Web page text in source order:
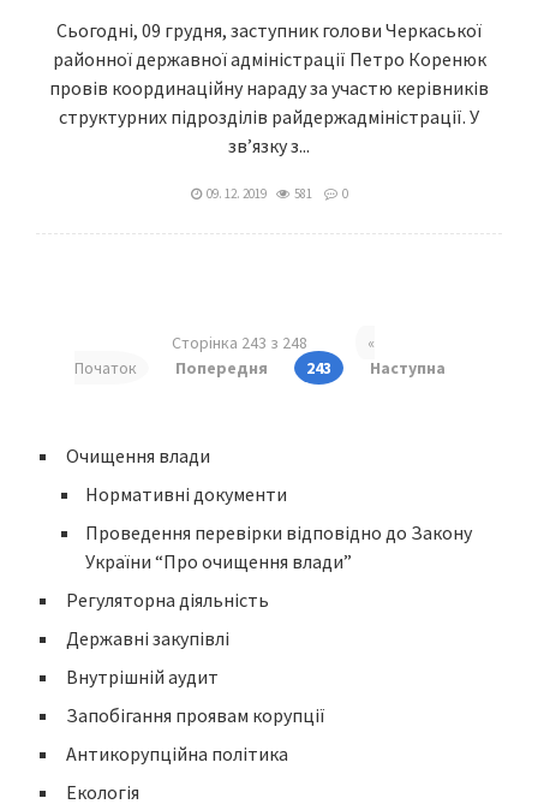
Сьогодні, 09 грудня, заступник голови Черкаської
районної державної адміністрації Петро Коренюк
провів координаційну нараду за участю керівників
структурних підрозділів райдержадміністрації. У
зв’язку з...
09. 12. 2019 581 0
Сторінка 243 з 248
«
Початок
Попередня 243 Наступна
Очищення влади
Нормативні документи
Проведення перевірки відповідно до Закону
України “Про очищення влади”
Регуляторна діяльність
Державні закупівлі
Внутрішній аудит
Запобігання проявам корупції
Антикорупційна політика
Екологія